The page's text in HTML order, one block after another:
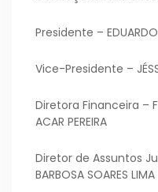
Presidente –
Vice-Presidente –
Diretora Financeira –
ACAR PEREIRA
Diretor de Assuntos
BARBOSA SOARES LIMA